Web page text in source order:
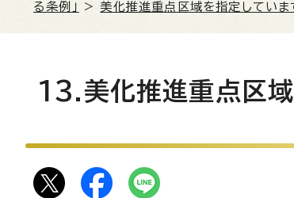
る条例」
>美化推進重点区域を指定していま
13.美化推進重点区域